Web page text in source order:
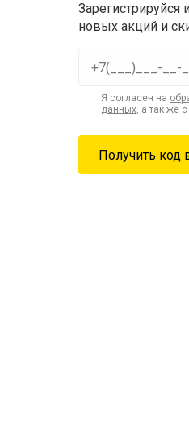
Зарегистрируйся
новых акций и
Я согласен на
данных, а так же